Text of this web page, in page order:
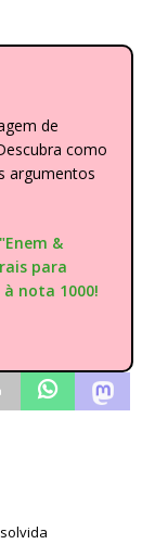
de
como
argumentos
&
para
nota 1000!